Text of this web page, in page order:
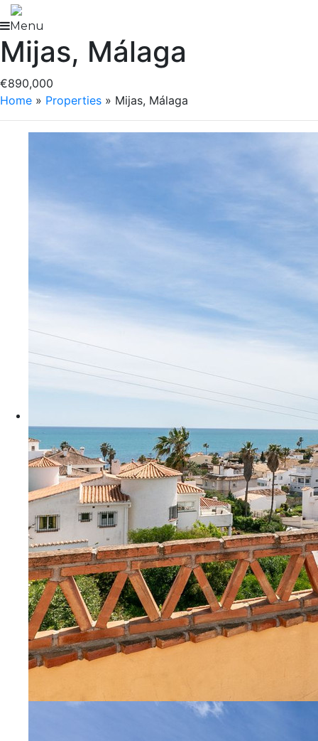
Skip
to
content
Menu
Mijas, Málaga
€890,000
Home » Properties » Mijas, Málaga